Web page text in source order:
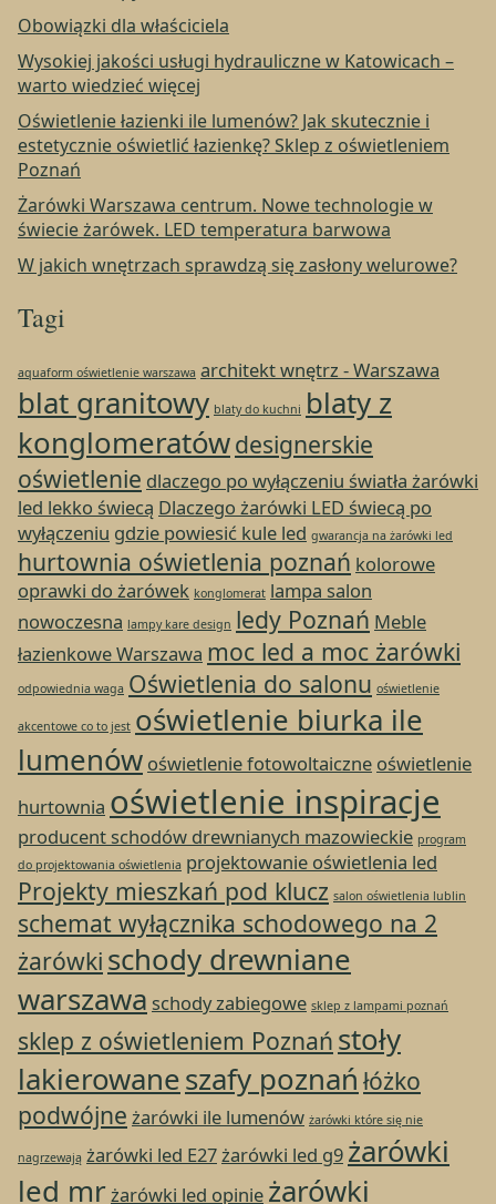
Obowiązki dla właściciela
Wysokiej jakości usługi hydrauliczne w Katowicach –
warto wiedzieć więcej
Oświetlenie łazienki ile lumenów? Jak skutecznie i
estetycznie oświetlić łazienkę? Sklep z oświetleniem
Poznań
Żarówki Warszawa centrum. Nowe technologie w
świecie żarówek. LED temperatura barwowa
W jakich wnętrzach sprawdzą się zasłony welurowe?
Tagi
aquaform oświetlenie warszawa architekt wnętrz - Warszawa
blat granitowy blaty do kuchni blaty z
konglomeratówdesignerskie
oświetlenie dlaczego po wyłączeniu światła żarówki
led lekko świecą Dlaczego żarówki LED świecą po
wyłączeniu gdzie powiesić kule led gwarancja na żarówki led
hurtownia oświetlenia poznań kolorowe
oprawki do żarówek konglomerat lampa salon
nowoczesna lampy kare design ledy Poznań Meble
łazienkowe Warszawa moc led a moc żarówki
odpowiednia waga Oświetlenia do salonu oświetlenie
akcentowe co to jest oświetlenie biurka ile
lumenów oświetlenie fotowoltaiczne oświetlenie
hurtownia oświetlenie inspiracje
producent schodów drewnianych mazowieckie program
do projektowania oświetlenia projektowanie oświetlenia led
Projekty mieszkań pod klucz salon oświetlenia lublin
schemat wyłącznika schodowego na 2
żarówki schody drewniane
warszawa schody zabiegowe sklep z lampami poznań
sklep z oświetleniem Poznań stoły
lakierowaneszafy poznań łóżko
podwójne żarówki ile lumenów żarówki które się nie
nagrzewają żarówki led E27żarówki led g9 żarówki
led mrżarówki led opinie żarówki